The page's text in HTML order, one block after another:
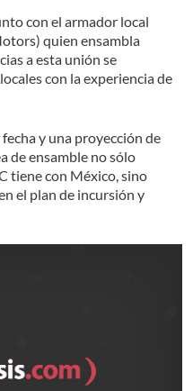
con el armador local
quien ensambla
a esta unión se
con la experiencia de
y una proyección de
de ensamble no sólo
tiene con México, sino
el plan de incursión y